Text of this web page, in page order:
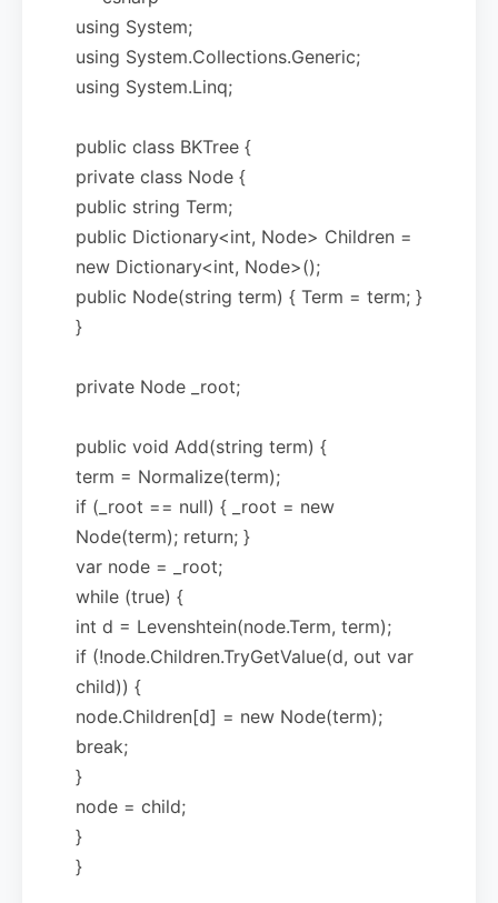
using System;
using System.Collections.Generic;
using System.Linq;
public class BKTree {
private class Node {
public string Term;
public Dictionary<int, Node> Children =
new Dictionary<int, Node>();
public Node(string term) { Term = term; }
}
private Node _root;
public void Add(string term) {
term = Normalize(term);
if (_root == null) { _root = new
Node(term); return; }
var node = _root;
while (true) {
int d = Levenshtein(node.Term, term);
if (!node.Children.TryGetValue(d, out var
child)) {
node.Children[d] = new Node(term);
break;
}
node = child;
}
}